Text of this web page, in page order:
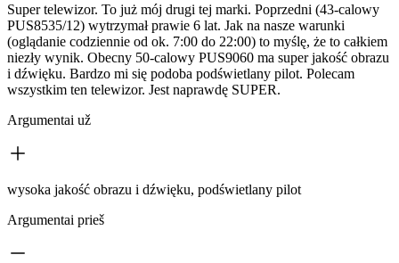
Super telewizor. To już mój drugi tej marki. Poprzedni (43-calowy
PUS8535/12) wytrzymał prawie 6 lat. Jak na nasze warunki
(oglądanie codziennie od ok. 7:00 do 22:00) to myślę, że to całkiem
niezły wynik. Obecny 50-calowy PUS9060 ma super jakość obrazu
i dźwięku. Bardzo mi się podoba podświetlany pilot. Polecam
wszystkim ten telewizor. Jest naprawdę SUPER.
Argumentai už
wysoka jakość obrazu i dźwięku, podświetlany pilot
Argumentai prieš